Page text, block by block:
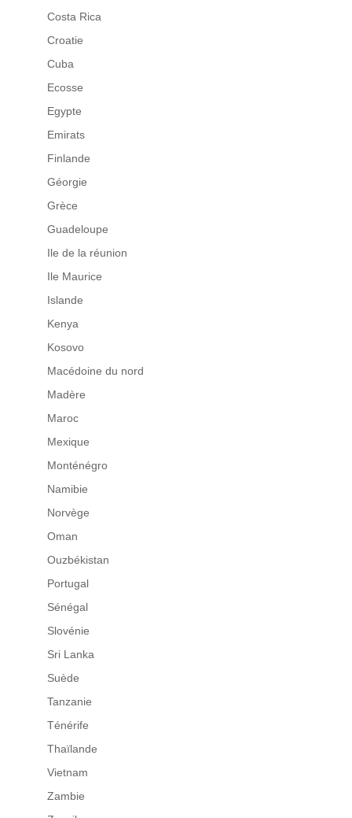
Costa Rica
Croatie
Cuba
Ecosse
Egypte
Emirats
Finlande
Géorgie
Grèce
Guadeloupe
Ile de la réunion
Ile Maurice
Islande
Kenya
Kosovo
Macédoine du nord
Madère
Maroc
Mexique
Monténégro
Namibie
Norvège
Oman
Ouzbékistan
Portugal
Sénégal
Slovénie
Sri Lanka
Suède
Tanzanie
Ténérife
Thaïlande
Vietnam
Zambie